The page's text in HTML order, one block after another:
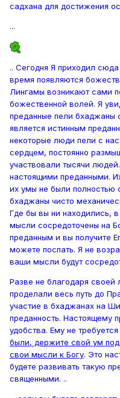
садхана для достижения
...
.. Сегодня Я приходил
время появляются
Лингамы возникают сами
божественной волей. Я
преданные пели бхаджаны
является истинным
некоторые люди пели с
сердцем, постоянно
участвовали тысячи
настоящими преданными.
их умы не были полностью
бхаджаны чисто
Где бы вы ни находились,
мысли сосредоточены на
преданным и вы получите
можете поспать. Я не
ваши мысли будут
Разве не благодаря своей
проделали весь путь до
участие в бхаджанах на
преданность. Настоящему
удобства. Ему не
были, держите свой ум
свои мысли к Богу. Это
будете развивать такую
священными. ..